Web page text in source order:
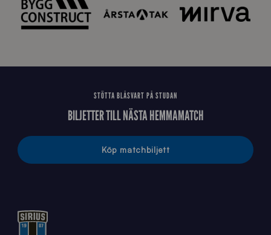
STÖTTA BLÅSVART PÅ STUDAN
BILJETTER TILL NÄSTA HEMMAMATCH
Köp matchbiljett